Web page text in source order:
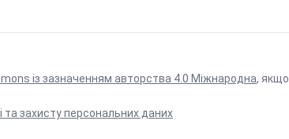
із зазначенням авторства 4.0 Міжнародна, якщо
та захисту персональних даних